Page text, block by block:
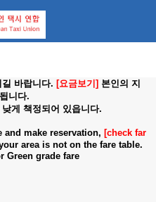
바랍니다. [요금보기] 본인의 지
니다.
게 책정되어 있읍니다.
and make reservation, [check far
area is not on the fare table.
Green grade fare